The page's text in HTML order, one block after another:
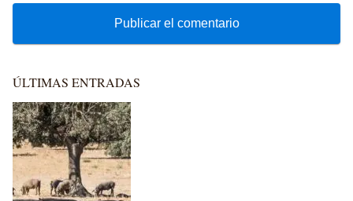
ÚLTIMAS ENTRADAS